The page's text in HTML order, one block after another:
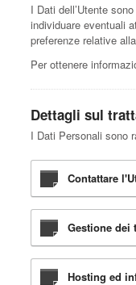
I Dati dell’Utente
individuare eventuali
preferenze relative
Per ottenere
Dettagli sul
I Dati Personali sono
Contattare
Gestione dei
Hosting ed